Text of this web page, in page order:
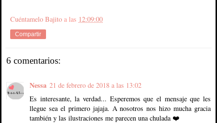
Cuéntamelo Bajito a las 12:09:00
Compartir
6 comentarios:
Nessa 21 de febrero de 2018 a las 13:02
Es interesante, la verdad... Esperemos que el mensaje que les
llegue sea el primero jajaja. A nosotros nos hizo mucha gracia
también y las ilustraciones me parecen una chulada ❤️